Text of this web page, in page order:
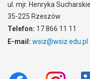
ul. mjr. Henryka
35-225 Rzeszów
Telefon: 17 866 11 11
E-mail: wsiz@wsiz.edu.pl